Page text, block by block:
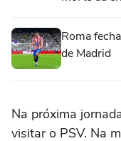
Roma
de Madrid
Na próxima
visitar o PSV. Na